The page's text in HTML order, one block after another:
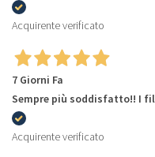
Acquirente verificato
7 Giorni Fa
Sempre più soddisfatto!! I
Acquirente verificato